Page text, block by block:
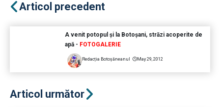
Articol precedent
A venit potopul şi la Botoşani, străzi acoperite de
apă - FOTOGALERIE
Redacția Botoșăneanul May 29, 2012
Articol următor